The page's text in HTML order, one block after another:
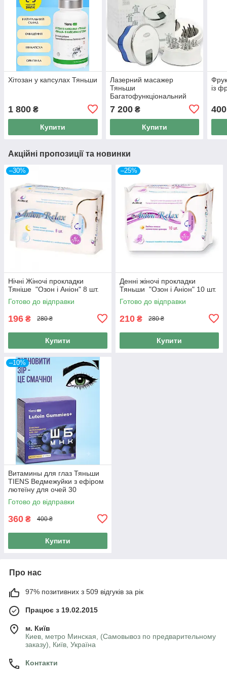
Хітозан у капсулах Тяньши
1 800 ₴
Купити
Лазерний масажер
Тяньши
Багатофункціональний
масажер TQ-Z06 Ішоукан
7 200₴
Купити
із
400
Акційні пропозиції та новинки
–30%
Нічні Жіночі прокладки
Тяніше "Озон і Аніон" 8 шт.
Готово до відправки
196 ₴ 280 ₴
Купити
–25%
Денні жіночі прокладки
Тяньши "Озон і Аніон" 10 шт.
Готово до відправки
210 ₴ 280 ₴
Купити
–10%
Витамины для глаз Тяньши
TIENS Ведмежуйки з ефіром
лютеїну для очей 30
жувальних пастилок х 3 г
Готово до відправки
360 ₴ 400 ₴
Купити
Про нас
97% позитивних з 509 відгуків за рік
Працює з 19.02.2015
м. Київ
Киев, метро Минская, (Самовывоз по предварительному
заказу), Київ, Україна
Контакти